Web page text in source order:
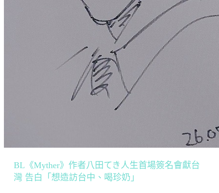
BL《Myther》作者八田てき人生首場簽名會獻台
灣 告白「想造訪台中、喝珍奶」